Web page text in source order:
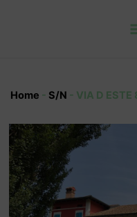
Home - S/N - VIA D ESTE